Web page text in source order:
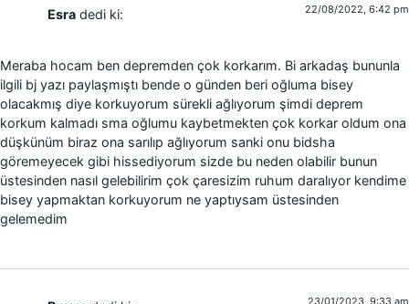
Esra dedi ki: 22/08/2022, 6:42 pm
Meraba hocam ben depremden çok korkarım. Bi arkadaş bununla
ilgili bj yazı paylaşmıştı bende o günden beri oğluma bisey
olacakmış diye korkuyorum sürekli ağlıyorum şimdi deprem
korkum kalmadı sma oğlumu kaybetmekten çok korkar oldum ona
düşkünüm biraz ona sarılıp ağlıyorum sanki onu bidsha
göremeyecek gibi hissediyorum sizde bu neden olabilir bunun
üstesinden nasıl gelebilirim çok çaresizim ruhum daralıyor kendime
bisey yapmaktan korkuyorum ne yaptıysam üstesinden
gelemedim